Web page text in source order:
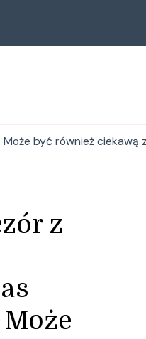
być również
z